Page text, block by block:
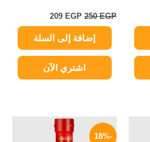
250EGP
209 EGP
إضافة إلى السلة
اشتري الآن
-18%
السعر
الأصلي